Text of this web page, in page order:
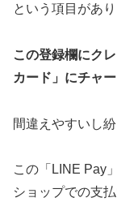
という項目があり
この登録欄にク
カード」にチャ
間違えやすいし
この「LINE Pay
ショップでの支